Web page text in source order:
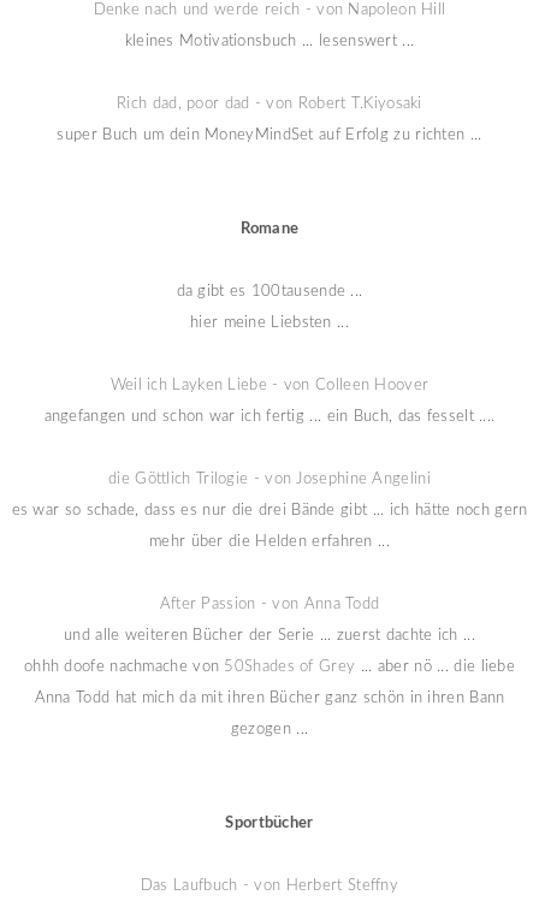
Denke nach und werde reich - von Napoleon Hill
kleines Motivationsbuch ... lesenswert ...
Rich dad, poor dad - von Robert T.Kiyosaki
super Buch um dein MoneyMindSet auf Erfolg zu richten ...
Romane
da gibt es 100tausende ...
hier meine Liebsten ...
Weil ich Layken Liebe - von Colleen Hoover
angefangen und schon war ich fertig ... ein Buch, das fesselt ....
die Göttlich Trilogie - von Josephine Angelini
es war so schade, dass es nur die drei Bände gibt ... ich hätte noch gern
mehr über die Helden erfahren ...
After Passion - von Anna Todd
und alle weiteren Bücher der Serie ... zuerst dachte ich ...
ohhh doofe nachmache von 50Shades of Grey ... aber nö ... die liebe
Anna Todd hat mich da mit ihren Bücher ganz schön in ihren Bann
gezogen ...
Sportbücher
Das Laufbuch - von Herbert Steffny